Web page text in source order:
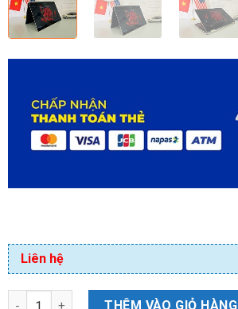
Liên hệ
THÊM VÀO GIỎ HÀNG